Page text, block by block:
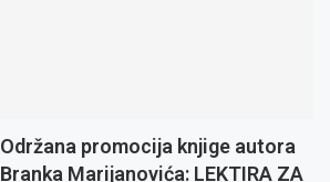
Održana promocija knjige autora
Branka Marijanovića: LEKTIRA ZA